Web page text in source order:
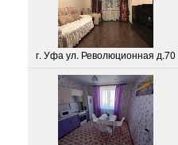
г. Уфа ул. Революционная д.70